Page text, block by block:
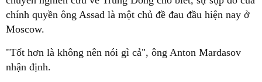
chính quyền ông Assad là một chủ đề đau đầu hiện nay ở
Moscow.
"Tốt hơn là không nên nói gì cả", ông Anton Mardasov
nhận định.